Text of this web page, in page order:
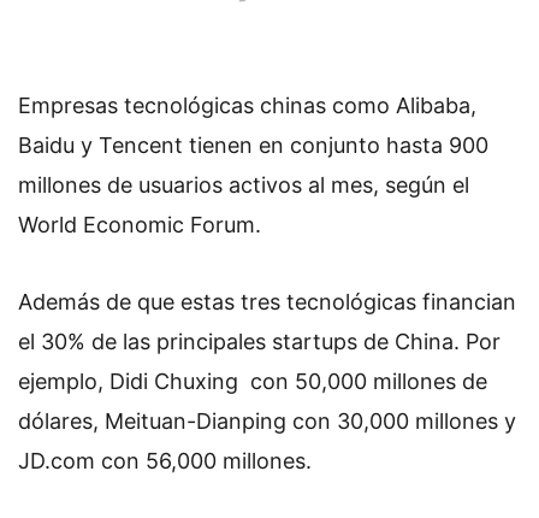
Empresas tecnológicas chinas como Alibaba,
Baidu y Tencent tienen en conjunto hasta 900
millones de usuarios activos al mes, según el
World Economic Forum.
Además de que estas tres tecnológicas financian
el 30% de las principales startups de China. Por
ejemplo, Didi Chuxing con 50,000 millones de
dólares, Meituan-Dianping con 30,000 millones y
JD.com con 56,000 millones.